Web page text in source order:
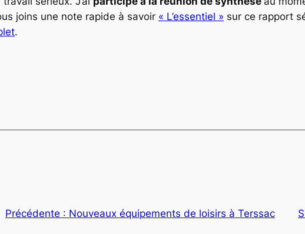
joins une note rapide à savoir « L’essentiel » sur ce rapport
.
Précédente : Nouveaux équipements de loisirs à Terssac